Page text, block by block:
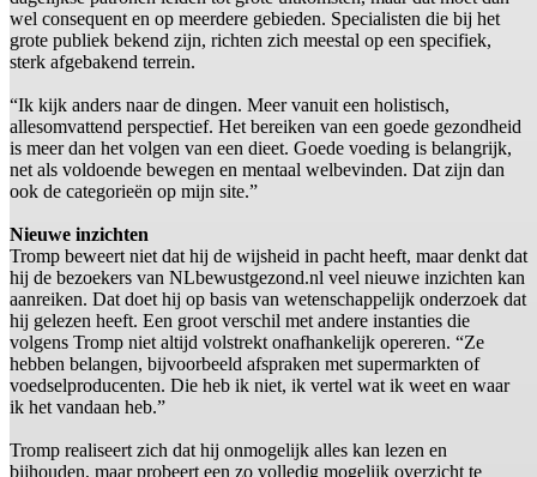
wel consequent en op meerdere gebieden. Specialisten die bij het
grote publiek bekend zijn, richten zich meestal op een specifiek,
sterk afgebakend terrein.
“Ik kijk anders naar de dingen. Meer vanuit een holistisch,
allesomvattend perspectief. Het bereiken van een goede gezondheid
is meer dan het volgen van een dieet. Goede voeding is belangrijk,
net als voldoende bewegen en mentaal welbevinden. Dat zijn dan
ook de categorieën op mijn site.”
Nieuwe inzichten
Tromp beweert niet dat hij de wijsheid in pacht heeft, maar denkt dat
hij de bezoekers van NLbewustgezond.nl veel nieuwe inzichten kan
aanreiken. Dat doet hij op basis van wetenschappelijk onderzoek dat
hij gelezen heeft. Een groot verschil met andere instanties die
volgens Tromp niet altijd volstrekt onafhankelijk opereren. “Ze
hebben belangen, bijvoorbeeld afspraken met supermarkten of
voedselproducenten. Die heb ik niet, ik vertel wat ik weet en waar
ik het vandaan heb.”
Tromp realiseert zich dat hij onmogelijk alles kan lezen en
bijhouden, maar probeert een zo volledig mogelijk overzicht te